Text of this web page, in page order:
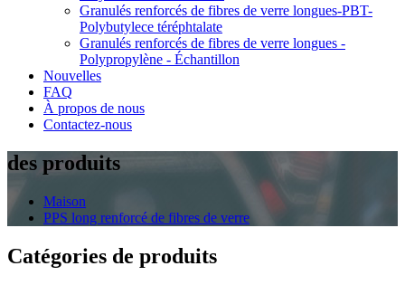
Granulés renforcés de fibres de verre longues-PBT-
Polybutylece téréphtalate
Granulés renforcés de fibres de verre longues -
Polypropylène - Échantillon
Nouvelles
FAQ
À propos de nous
Contactez-nous
des produits
Maison
PPS long renforcé de fibres de verre
Catégories de produits